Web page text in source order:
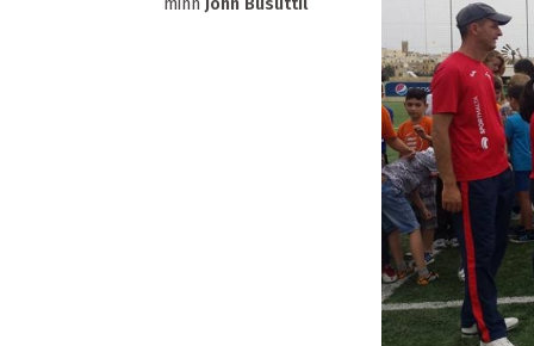
minn John Busuttil